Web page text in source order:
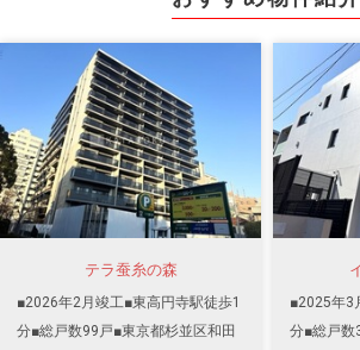
テラ蚕糸の森
■2026年2月竣工■東高円寺駅徒歩1
分■総戸数99戸■東京都杉並区和田
■2025年3
分■総戸数